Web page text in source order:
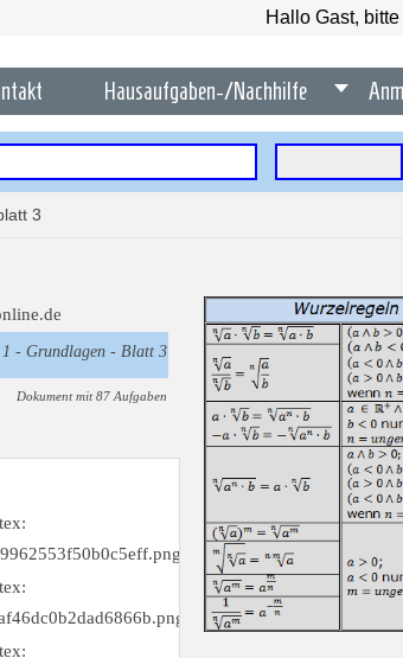
Hallo Gast,
Hausaufgaben-/Nachhilfe
3
- Grundlagen - Blatt 3
Dokument mit 87 Aufgaben
_________
_________e)